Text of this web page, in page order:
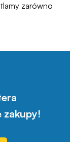
zarówno
zakupy!